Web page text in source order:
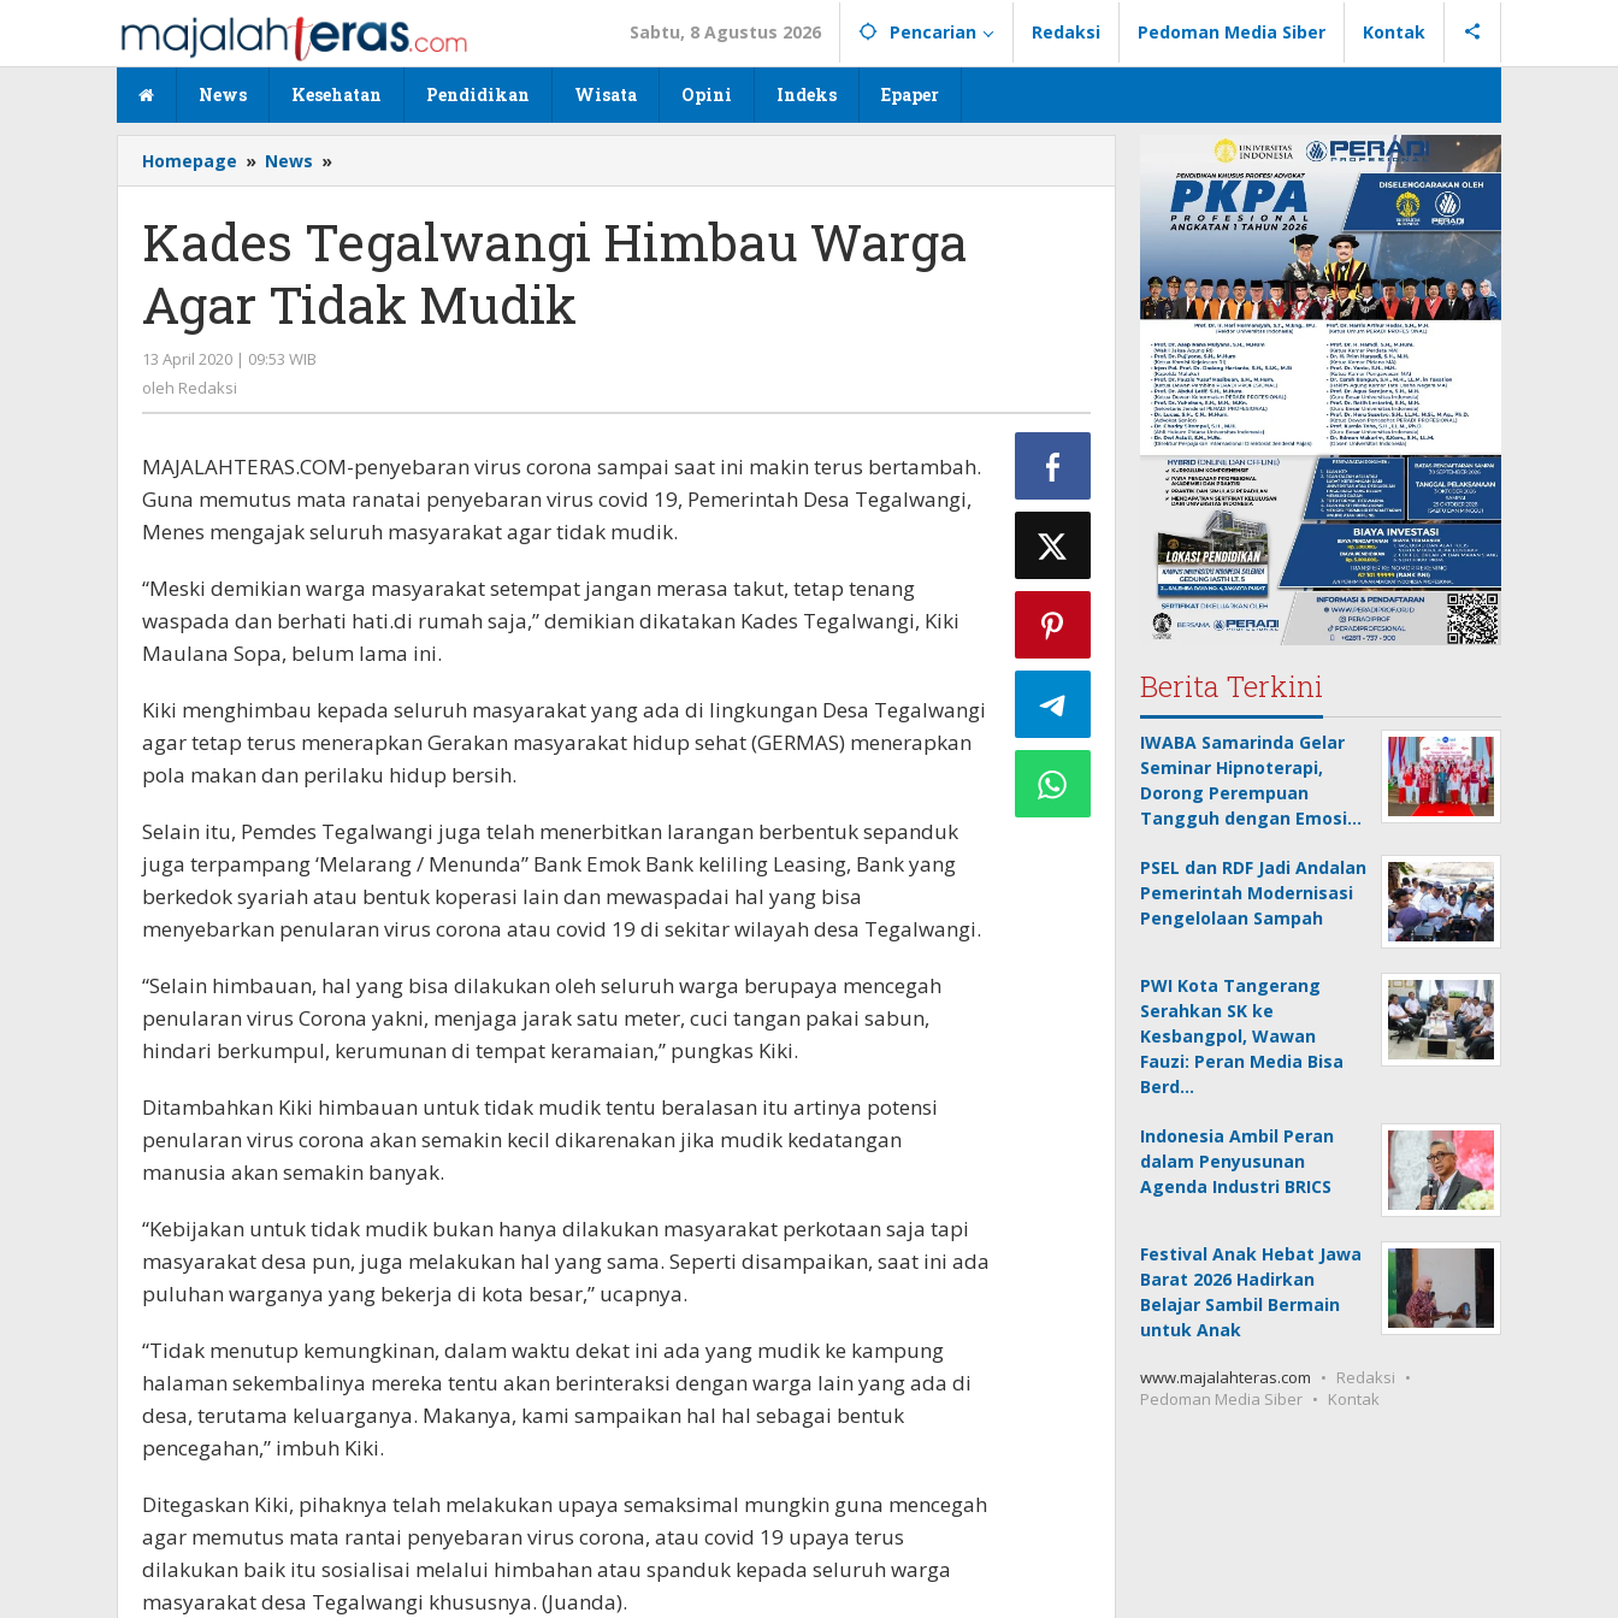
konten
Sabtu, 8 Agustus 2026 Pencarian Redaksi Pedoman Media Siber Kontak
News Kesehatan Pendidikan Wisata Opini Indeks Epaper
Homepage » News »
Tegalwangi
Warga
Agar
Tidak
Mudik
Kades Tegalwangi Himbau Warga
Agar Tidak Mudik
13 April 2020 | 09:53 WIB
oleh Redaksi
MAJALAHTERAS.COM-penyebaran virus corona sampai saat ini makin terus bertambah.
Guna memutus mata ranatai penyebaran virus covid 19, Pemerintah Desa Tegalwangi,
Menes mengajak seluruh masyarakat agar tidak mudik.
“Meski demikian warga masyarakat setempat jangan merasa takut, tetap tenang
waspada dan berhati hati.di rumah saja,” demikian dikatakan Kades Tegalwangi, Kiki
Maulana Sopa, belum lama ini.
Kiki menghimbau kepada seluruh masyarakat yang ada di lingkungan Desa Tegalwangi
agar tetap terus menerapkan Gerakan masyarakat hidup sehat (GERMAS) menerapkan
pola makan dan perilaku hidup bersih.
Selain itu, Pemdes Tegalwangi juga telah menerbitkan larangan berbentuk sepanduk
juga terpampang ‘Melarang / Menunda” Bank Emok Bank keliling Leasing, Bank yang
berkedok syariah atau bentuk koperasi lain dan mewaspadai hal yang bisa
menyebarkan penularan virus corona atau covid 19 di sekitar wilayah desa Tegalwangi.
“Selain himbauan, hal yang bisa dilakukan oleh seluruh warga berupaya mencegah
penularan virus Corona yakni, menjaga jarak satu meter, cuci tangan pakai sabun,
hindari berkumpul, kerumunan di tempat keramaian,” pungkas Kiki.
Ditambahkan Kiki himbauan untuk tidak mudik tentu beralasan itu artinya potensi
penularan virus corona akan semakin kecil dikarenakan jika mudik kedatangan
manusia akan semakin banyak.
“Kebijakan untuk tidak mudik bukan hanya dilakukan masyarakat perkotaan saja tapi
masyarakat desa pun, juga melakukan hal yang sama. Seperti disampaikan, saat ini ada
puluhan warganya yang bekerja di kota besar,” ucapnya.
“Tidak menutup kemungkinan, dalam waktu dekat ini ada yang mudik ke kampung
halaman sekembalinya mereka tentu akan berinteraksi dengan warga lain yang ada di
desa, terutama keluarganya. Makanya, kami sampaikan hal hal sebagai bentuk
pencegahan,” imbuh Kiki.
Ditegaskan Kiki, pihaknya telah melakukan upaya semaksimal mungkin guna mencegah
agar memutus mata rantai penyebaran virus corona, atau covid 19 upaya terus
dilakukan baik itu sosialisai melalui himbahan atau spanduk kepada seluruh warga
masyarakat desa Tegalwangi khususnya. (Juanda).
Berita Terkini
IWABA Samarinda Gelar
Seminar Hipnoterapi,
Dorong Perempuan
Tangguh dengan Emosi…
PSEL dan RDF Jadi Andalan
Pemerintah Modernisasi
Pengelolaan Sampah
PWI Kota Tangerang
Serahkan SK ke
Kesbangpol, Wawan
Fauzi: Peran Media Bisa
Berd…
Indonesia Ambil Peran
dalam Penyusunan
Agenda Industri BRICS
Festival Anak Hebat Jawa
Barat 2026 Hadirkan
Belajar Sambil Bermain
untuk Anak
www.majalahteras.com
Redaksi
Pedoman Media Siber
Kontak